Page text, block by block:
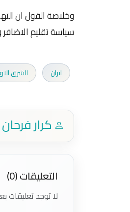
وخلاصة القول ان
سياسة تقليم الاضافر
ايران الشرق
كرار
التعليقات (0)
لا توجد